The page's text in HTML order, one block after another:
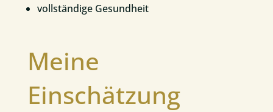
vollständige Gesundheit
Meine
Einschätzung